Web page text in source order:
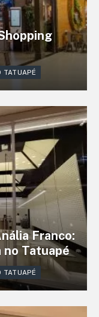
TATUAPÉ
Franco:
Tatuapé
TATUAPÉ